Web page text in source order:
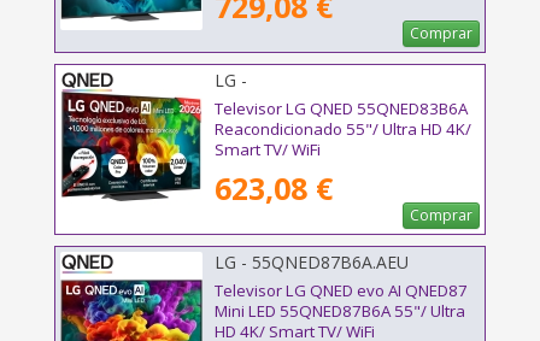
Comprar
LG -
Televisor LG QNED 55QNED83B6A
Reacondicionado 55"/ Ultra HD 4K/
Smart TV/ WiFi
623,08 €
Comprar
LG - 55QNED87B6A.AEU
Televisor LG QNED evo AI QNED87
Mini LED 55QNED87B6A 55"/ Ultra
HD 4K/ Smart TV/ WiFi